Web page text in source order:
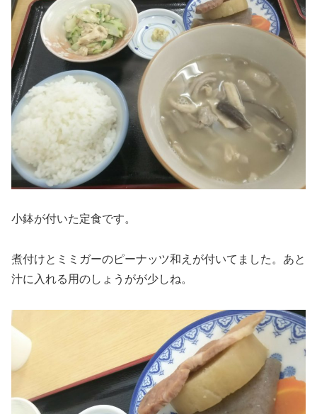
小鉢が付いた定食です。
煮付けとミミガーのピーナッツ和えが付いてました。あと
汁に入れる用のしょうがが少しね。